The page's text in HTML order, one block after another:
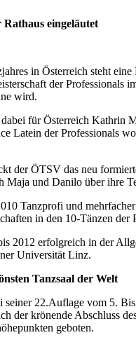
eingeläutet
in Österreich steht
der Professionals
wird.
für Österreich Kathrin
Latein der Professionals
der ÖTSV das neu
Maja und Danilo über ihre
Tanzprofi und
in den 10-Tänzen
2012 erfolgreich in der
Universität Linz.
Tanzsaal der Welt
seiner 22.Auflage vom 5.
der krönende Abschluss
geboten.